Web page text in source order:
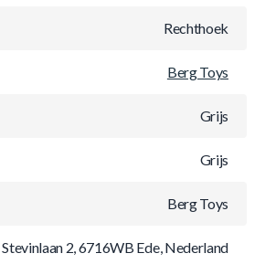
Rechthoek
Berg Toys
Grijs
Grijs
Berg Toys
Stevinlaan 2, 6716WB Ede, Nederland